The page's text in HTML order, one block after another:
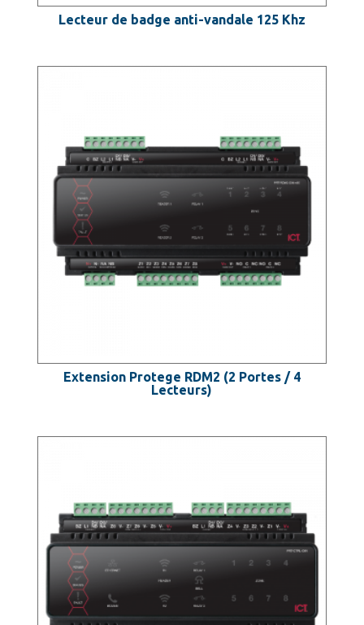
Lecteur de badge anti-vandale 125 Khz
Extension Protege RDM2 (2 Portes / 4
Lecteurs)